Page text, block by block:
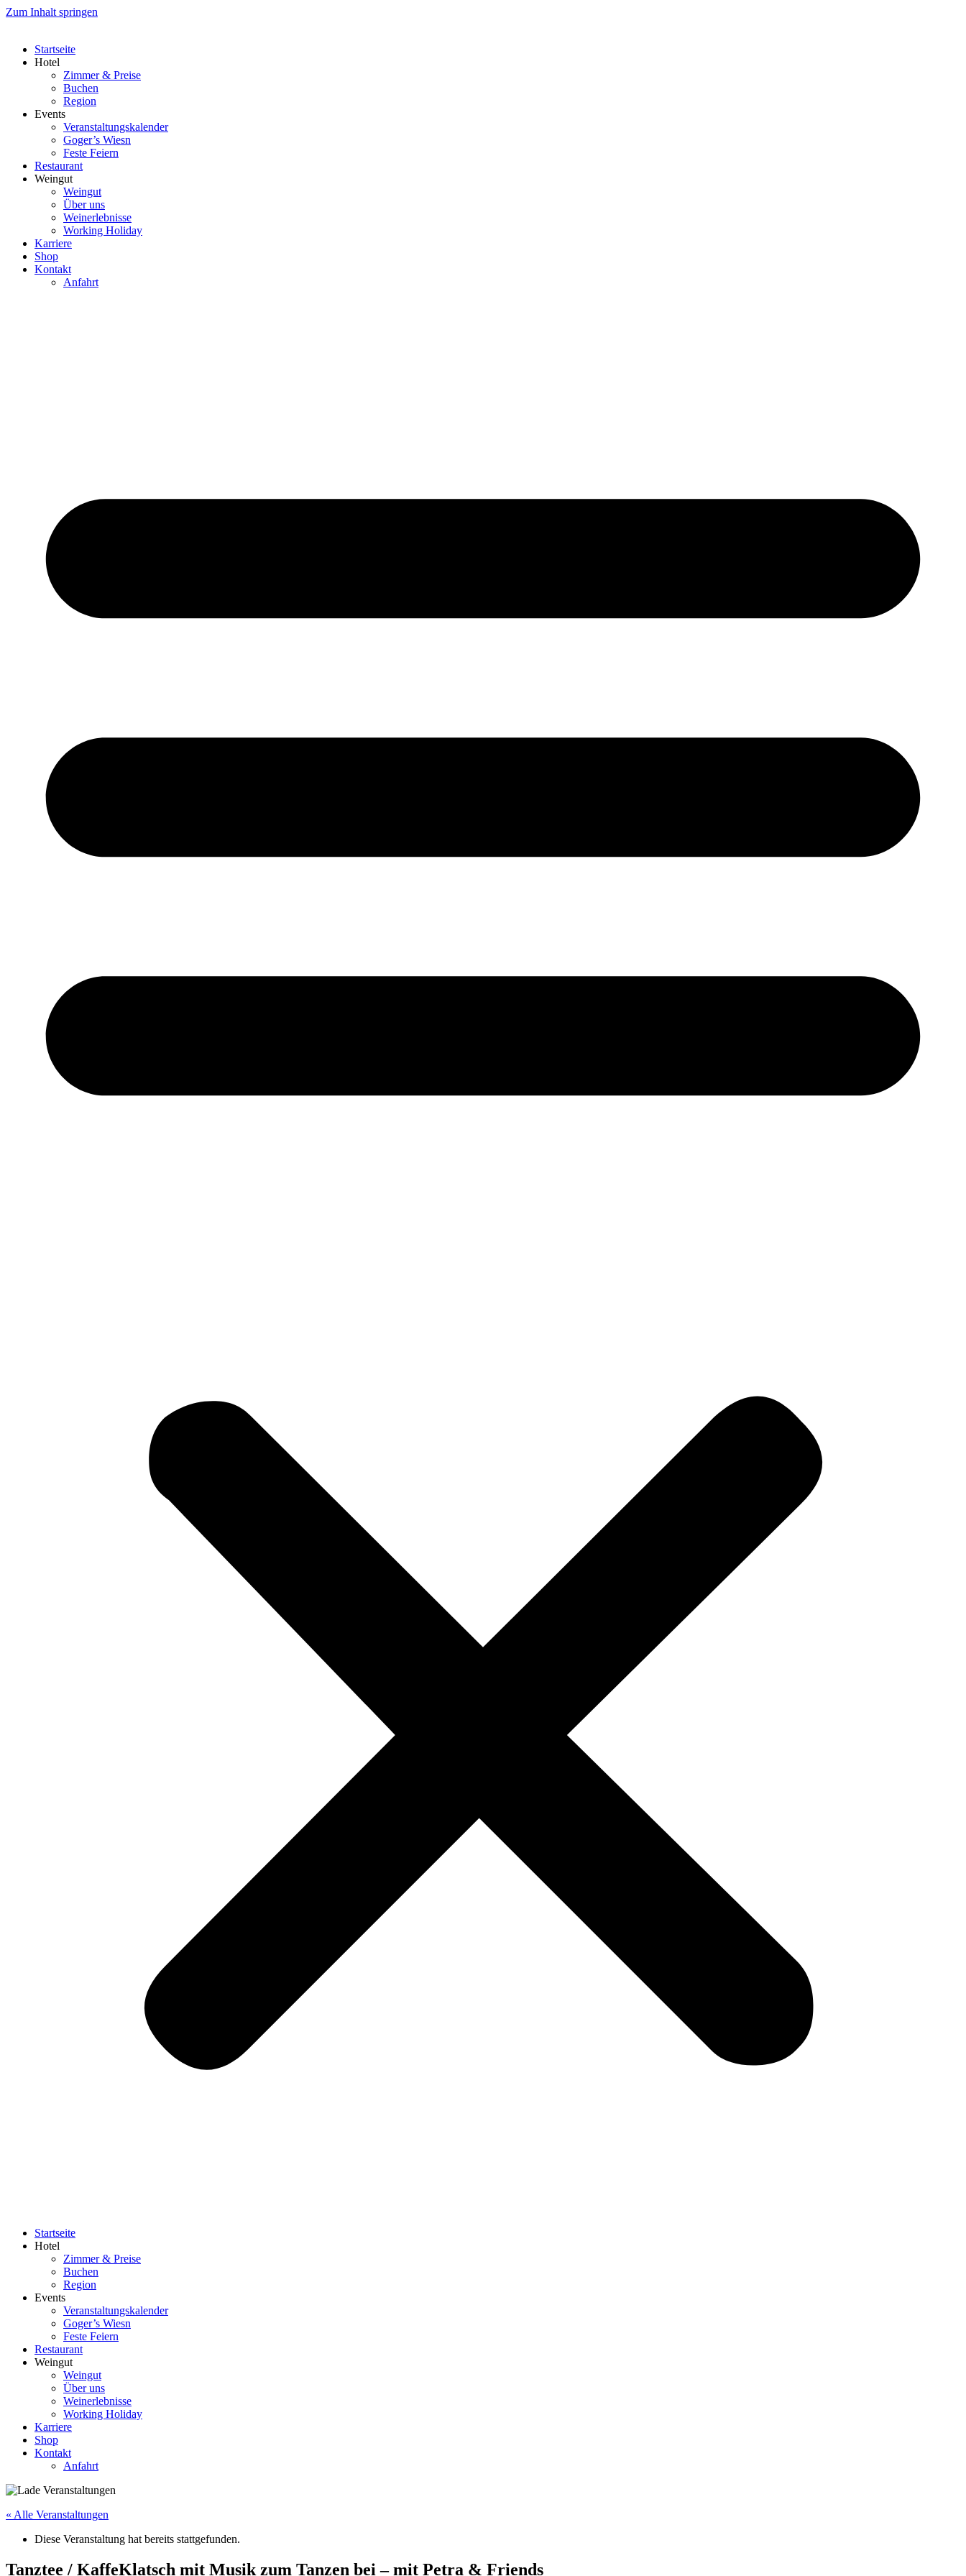
Zum Inhalt springen
Startseite
Hotel
Zimmer & Preise
Buchen
Region
Events
Veranstaltungskalender
Goger’s Wiesn
Feste Feiern
Restaurant
Weingut
Weingut
Über uns
Weinerlebnisse
Working Holiday
Karriere
Shop
Kontakt
Anfahrt
Startseite
Hotel
Zimmer & Preise
Buchen
Region
Events
Veranstaltungskalender
Goger’s Wiesn
Feste Feiern
Restaurant
Weingut
Weingut
Über uns
Weinerlebnisse
Working Holiday
Karriere
Shop
Kontakt
Anfahrt
« Alle Veranstaltungen
Diese Veranstaltung hat bereits stattgefunden.
Tanztee / KaffeKlatsch mit Musik zum Tanzen bei – mit Petra & Friends